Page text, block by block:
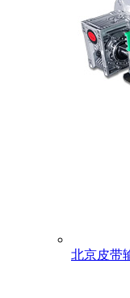
北京皮带